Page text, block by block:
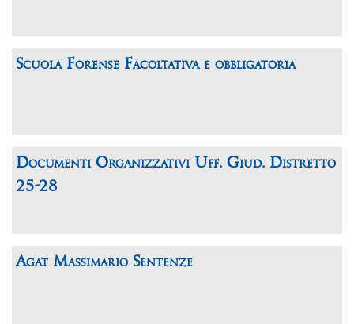
Scuola Forense Facoltativa e obbligatoria
Documenti Organizzativi Uff. Giud. Distretto
25-28
Agat Massimario Sentenze